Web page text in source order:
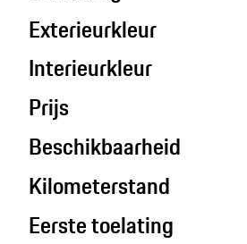
Exterieurkleur
Interieurkleur
Prijs
Beschikbaarheid
Kilometerstand
Eerste toelating